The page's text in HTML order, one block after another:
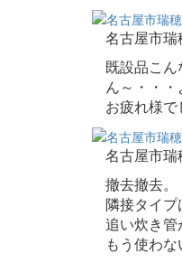
名古屋市
既設品こ
ん～・・・
お疲れ様で
名古屋市瑞
撤去撤去。
隣接タイ
追い炊き管
もう使わ